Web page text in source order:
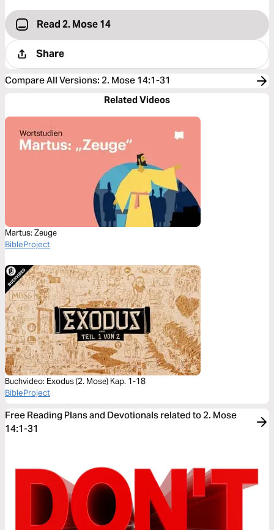
Read 2. Mose 14
Share
Compare All Versions: 2. Mose 14:1-31
Related Videos
Martus: Zeuge
BibleProject
Buchvideo: Exodus (2. Mose) Kap. 1-18
BibleProject
Free Reading Plans and Devotionals related to 2. Mose
14:1-31